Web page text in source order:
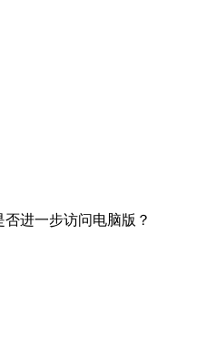
进一步访问电脑版？